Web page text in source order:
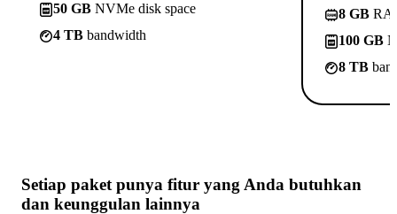
50 GB NVMe disk space
4 TB bandwidth
8 GB
100 GB
8 TB
Setiap paket punya fitur yang Anda butuhkan
dan keunggulan lainnya